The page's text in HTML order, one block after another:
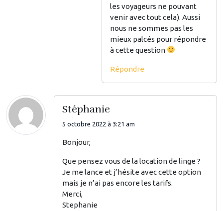
les voyageurs ne pouvant
venir avec tout cela). Aussi
nous ne sommes pas les
mieux palcés pour répondre
à cette question
Répondre
Stéphanie
5 octobre 2022 à 3:21 am
Bonjour,
Que pensez vous de la location de linge ?
Je me lance et j’hésite avec cette option
mais je n’ai pas encore les tarifs.
Merci,
Stephanie